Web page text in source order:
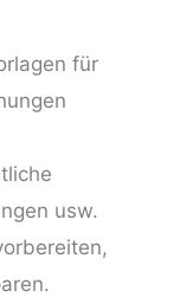
für
usw.